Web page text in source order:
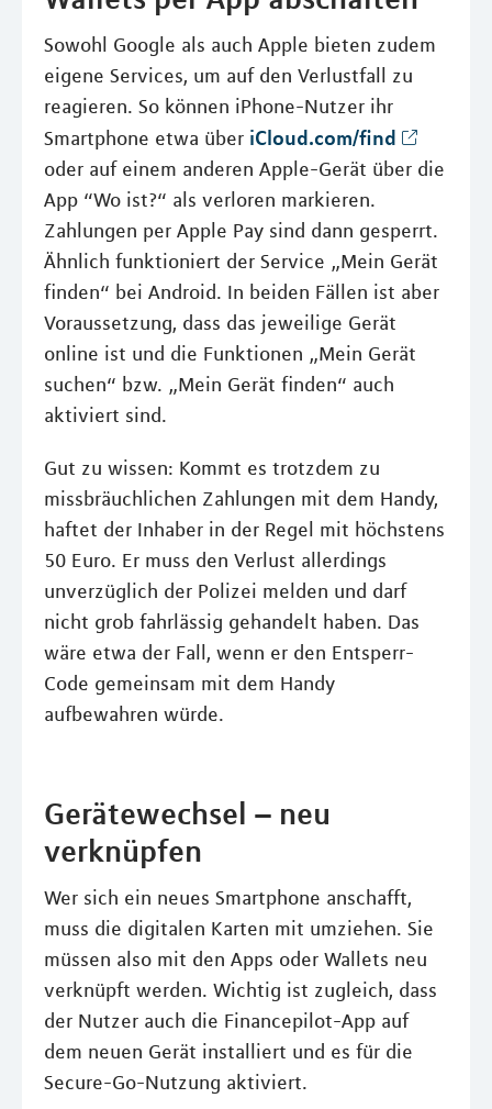
Sowohl Google als auch Apple bieten zudem
eigene Services, um auf den Verlustfall zu
reagieren. So können iPhone-Nutzer ihr
Smartphone etwa über iCloud.com/find
oder auf einem anderen Apple-Gerät über die
App “Wo ist?“ als verloren markieren.
Zahlungen per Apple Pay sind dann gesperrt.
Ähnlich funktioniert der Service „Mein Gerät
finden“ bei Android. In beiden Fällen ist aber
Voraussetzung, dass das jeweilige Gerät
online ist und die Funktionen „Mein Gerät
suchen“ bzw. „Mein Gerät finden“ auch
aktiviert sind.
Gut zu wissen: Kommt es trotzdem zu
missbräuchlichen Zahlungen mit dem Handy,
haftet der Inhaber in der Regel mit höchstens
50 Euro. Er muss den Verlust allerdings
unverzüglich der Polizei melden und darf
nicht grob fahrlässig gehandelt haben. Das
wäre etwa der Fall, wenn er den Entsperr-
Code gemeinsam mit dem Handy
aufbewahren würde.
Gerätewechsel – neu
verknüpfen
Wer sich ein neues Smartphone anschafft,
muss die digitalen Karten mit umziehen. Sie
müssen also mit den Apps oder Wallets neu
verknüpft werden. Wichtig ist zugleich, dass
der Nutzer auch die Financepilot-App auf
dem neuen Gerät installiert und es für die
Secure-Go-Nutzung aktiviert.